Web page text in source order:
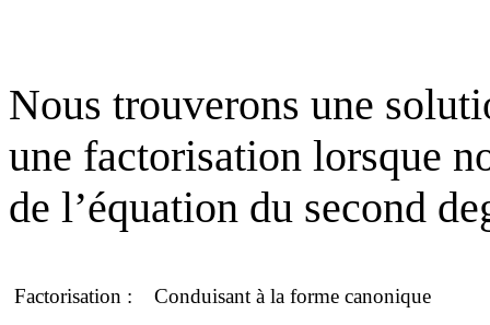
Nous trouverons une
une factorisation lorsque
de l’équation du second
Factorisation : Conduisant à la forme canonique